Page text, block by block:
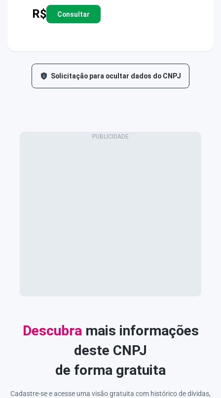
R$ Consultar
Solicitação para ocultar dados do CNPJ
Descubra mais informações
deste CNPJ
de forma gratuita
Cadastre-se e acesse uma visão gratuita com histórico de dívidas,